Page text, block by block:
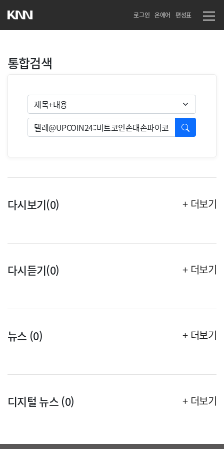
로그인 온에어 편성표
통합검색
검색유형
검색
다시보기(0) + 더보기
다시듣기(0) + 더보기
뉴스 (0) + 더보기
디지털 뉴스 (0) + 더보기